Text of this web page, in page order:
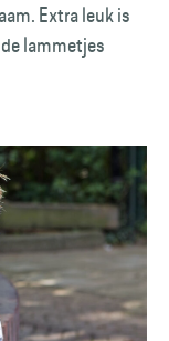
Extra leuk is
lammetjes